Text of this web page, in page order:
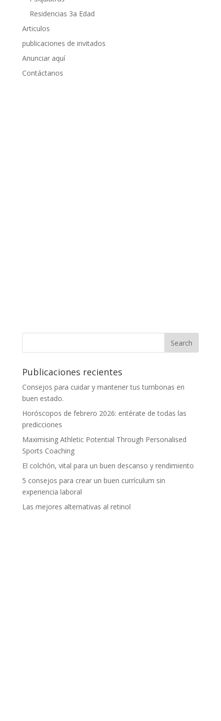
Residencias 3a Edad
Articulos
publicaciones de invitados
Anunciar aquí
Contáctanos
Publicaciones recientes
Consejos para cuidar y mantener tus tumbonas en
buen estado.
Horóscopos de febrero 2026: entérate de todas las
predicciones
Maximising Athletic Potential Through Personalised
Sports Coaching
El colchón, vital para un buen descanso y rendimiento
5 consejos para crear un buen currículum sin
experiencia laboral
Las mejores alternativas al retinol